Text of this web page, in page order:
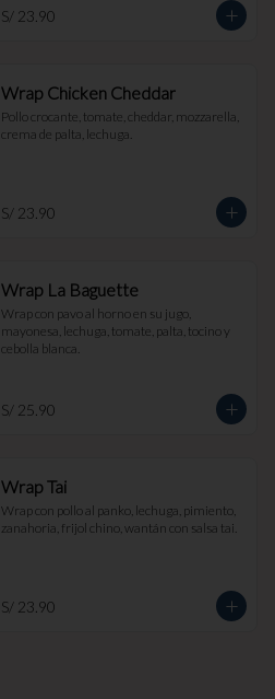
S/ 23.90
Wrap Chicken Cheddar
Pollo crocante, tomate, cheddar, mozzarella,
crema de palta, lechuga.
S/ 23.90
Wrap La Baguette
Wrap con pavo al horno en su jugo,
mayonesa, lechuga, tomate, palta, tocino y
cebolla blanca.
S/ 25.90
Wrap Tai
Wrap con pollo al panko, lechuga, pimiento,
zanahoria, frijol chino, wantán con salsa tai.
S/ 23.90